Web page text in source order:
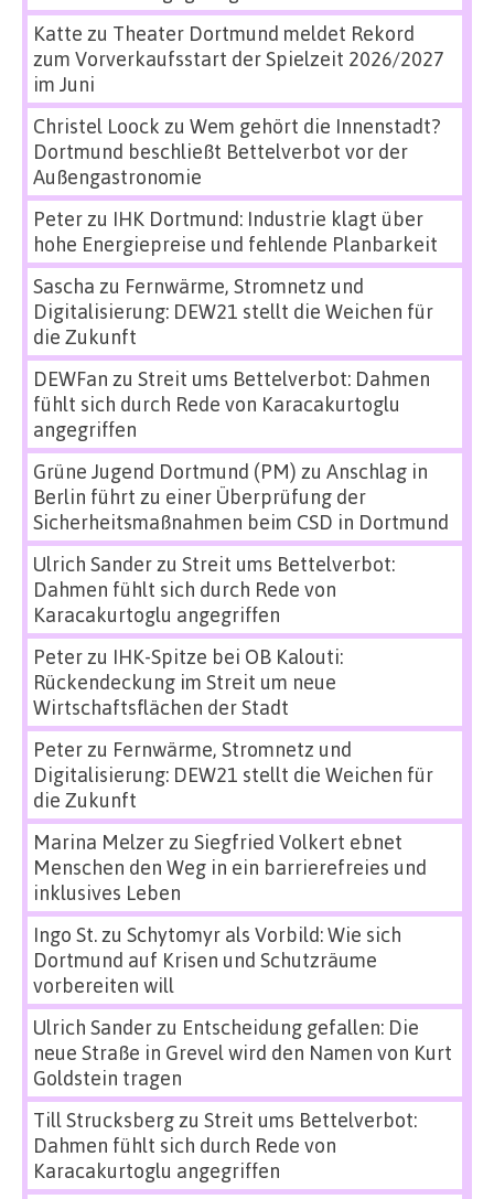
Katte zu Theater Dortmund meldet Rekord
zum Vorverkaufsstart der Spielzeit 2026/2027
im Juni
Christel Loock zu Wem gehört die Innenstadt?
Dortmund beschließt Bettelverbot vor der
Außengastronomie
Peterzu IHK Dortmund: Industrie klagt über
hohe Energiepreise und fehlende Planbarkeit
Sascha zu Fernwärme, Stromnetz und
Digitalisierung: DEW21 stellt die Weichen für
die Zukunft
DEWFan zu Streit ums Bettelverbot: Dahmen
fühlt sich durch Rede von Karacakurtoglu
angegriffen
Grüne Jugend Dortmund (PM) zu Anschlag in
Berlin führt zu einer Überprüfung der
Sicherheitsmaßnahmen beim CSD in Dortmund
Ulrich Sanderzu Streit ums Bettelverbot:
Dahmen fühlt sich durch Rede von
Karacakurtoglu angegriffen
Peterzu IHK-Spitze bei OB Kalouti:
Rückendeckung im Streit um neue
Wirtschaftsflächen der Stadt
Peterzu Fernwärme, Stromnetz und
Digitalisierung: DEW21 stellt die Weichen für
die Zukunft
Marina Melzerzu Siegfried Volkert ebnet
Menschen den Weg in ein barrierefreies und
inklusives Leben
Ingo St.zu Schytomyr als Vorbild: Wie sich
Dortmund auf Krisen und Schutzräume
vorbereiten will
Ulrich Sanderzu Entscheidung gefallen: Die
neue Straße in Grevel wird den Namen von Kurt
Goldstein tragen
Till Strucksbergzu Streit ums Bettelverbot:
Dahmen fühlt sich durch Rede von
Karacakurtoglu angegriffen